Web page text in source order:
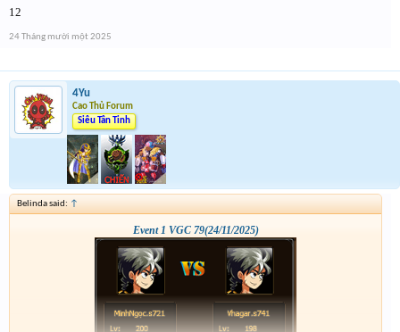
12
24 Tháng mười một 2025
4Yu
Cao Thủ Forum
Siêu Tân Tinh
Belinda said: ↑
Event 1 VGC 79(24/11/2025)